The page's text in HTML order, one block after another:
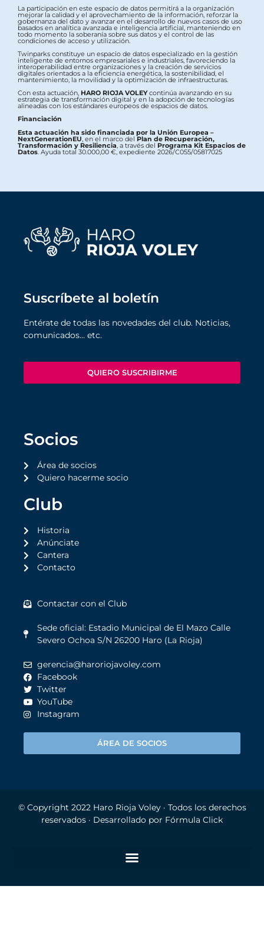
La participación en este espacio de datos permitirá a la organización
mejorar la calidad y el aprovechamiento de la información, reforzar la
gobernanza del dato y avanzar en el desarrollo de nuevos casos de uso
basados en analítica avanzada e inteligencia artificial, manteniendo en
todo momento la soberanía sobre sus datos y el control de las
condiciones de acceso y utilización.
Twinparks constituye un espacio de datos especializado en la gestión
inteligente de entornos empresariales e industriales, favoreciendo la
interoperabilidad entre organizaciones y la creación de servicios
digitales orientados a la eficiencia energética, la sostenibilidad, el
mantenimiento, la movilidad y la optimización de infraestructuras.
Con esta actuación, HARO RIOJA VOLEYcontinúa avanzando en su
estrategia de transformación digital y en la adopción de tecnologías
alineadas con los estándares europeos de espacios de datos.
Financiación
Esta actuación ha sido financiada por la Unión Europea –
NextGenerationEU , en el marco delPlan de Recuperación,
Transformación y Resiliencia , a través del Programa Kit Espacios de
Datos . Ayuda total 30.000,00 €, expediente 2026/C055/05817025
Suscríbete al boletín
Entérate de todas las novedades del club. Noticias,
comunicados… etc.
QUIERO SUSCRIBIRME
Socios
Área de socios
Quiero hacerme socio
Club
Historia
Anúnciate
Cantera
Contacto
Contactar con el Club
Sede oficial: Estadio Municipal de El Mazo Calle
Severo Ochoa S/N 26200 Haro (La Rioja)
gerencia@haroriojavoley.com
Facebook
Twitter
YouTube
Instagram
ÁREA DE SOCIOS
© Copyright 2022 Haro Rioja Voley· Todos los derechos
reservados · Desarrollado por Fórmula Click